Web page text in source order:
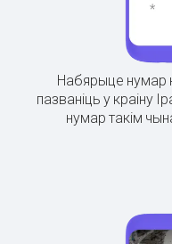
Набярыце нумар
пазваніць у краіну
нумар такім